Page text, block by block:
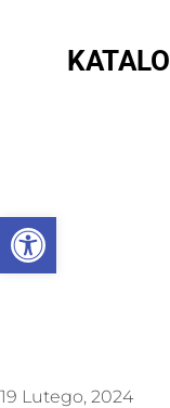
Otwórz pasek narzędzi
19 Lutego, 2024